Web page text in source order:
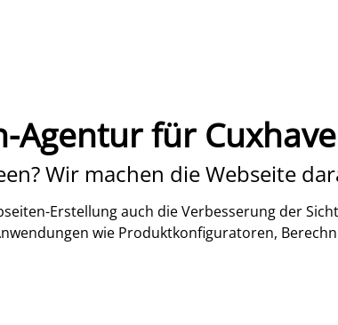
Agentur für
Wir machen die Webseite
Erstellung auch die Verbesserung der
wie Produktkonfiguratoren,